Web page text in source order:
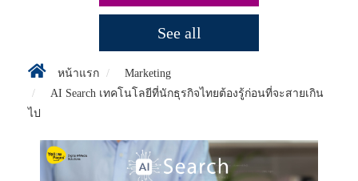
See all
หน้าแรก
Marketing
AI Search เทคโนโลยีที่นักธุรกิจไทยต้องรู้ก่อนที่จะสายเกิน
ไป